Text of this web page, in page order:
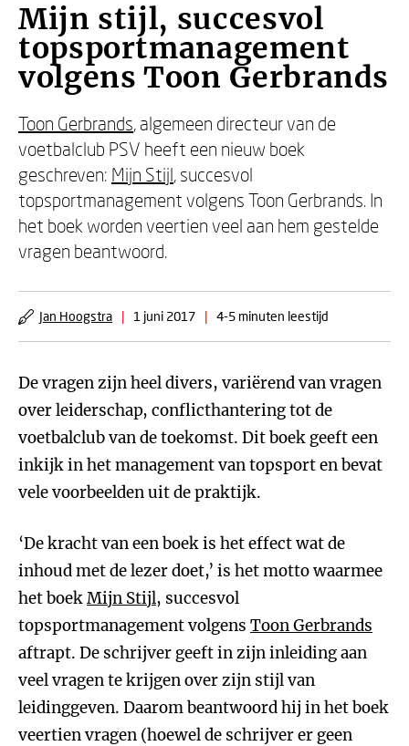
Mijn stijl, succesvol
topsportmanagement
volgens Toon Gerbrands
Toon Gerbrands, algemeen directeur van de
voetbalclub PSV heeft een nieuw boek
geschreven: Mijn Stijl, succesvol
topsportmanagement volgens Toon Gerbrands. In
het boek worden veertien veel aan hem gestelde
vragen beantwoord.
Jan Hoogstra | 1 juni 2017 | 4-5 minuten leestijd
De vragen zijn heel divers, variërend van vragen
over leiderschap, conflicthantering tot de
voetbalclub van de toekomst. Dit boek geeft een
inkijk in het management van topsport en bevat
vele voorbeelden uit de praktijk.
‘De kracht van een boek is het effect wat de
inhoud met de lezer doet,’ is het motto waarmee
het boekMijn Stijl, succesvol
topsportmanagement volgens Toon Gerbrands
aftrapt. De schrijver geeft in zijn inleiding aan
veel vragen te krijgen over zijn stijl van
leidinggeven. Daarom beantwoord hij in het boek
veertien vragen (hoewel de schrijver er geen